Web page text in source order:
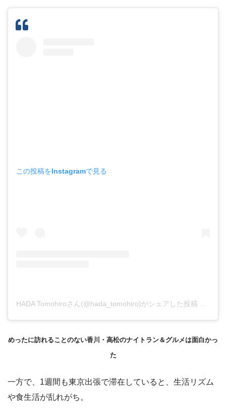
この投稿をInstagramで見る
HADA Tomohiroさん(@hada_tomohiro)がシェアした投稿
めったに訪れることのない香川・高松のナイトラン＆グルメは面白かっ
た
一方で、1週間も東京出張で滞在していると、生活リズム
や食生活が乱れがち。